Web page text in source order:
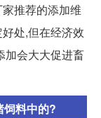
推荐的添加维
处,但在经济效
加会大大促进畜
饲料中的?